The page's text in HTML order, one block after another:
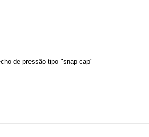
de pressão tipo "snap cap"